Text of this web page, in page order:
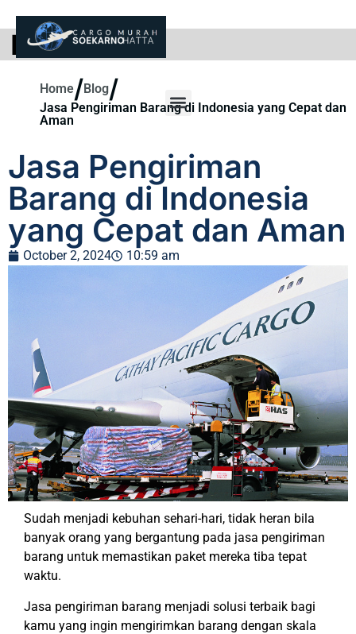
BLOG
Home/Blog/
Jasa Pengiriman Barang di Indonesia yang Cepat dan
Aman
Jasa Pengiriman
Barang di Indonesia
yang Cepat dan Aman
October 2, 2024 10:59 am
Sudah menjadi kebuhan sehari-hari, tidak heran bila
banyak orang yang bergantung pada jasa pengiriman
barang untuk memastikan paket mereka tiba tepat
waktu.
Jasa pengiriman barang menjadi solusi terbaik bagi
kamu yang ingin mengirimkan barang dengan skala